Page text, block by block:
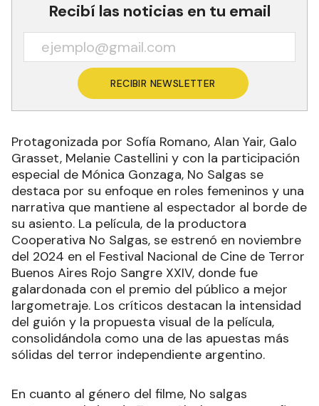
Recibí las noticias en tu email
RECIBIR NEWSLETTER
Protagonizada por Sofía Romano, Alan Yair, Galo
Grasset, Melanie Castellini y con la participación
especial de Mónica Gonzaga, No Salgas se
destaca por su enfoque en roles femeninos y una
narrativa que mantiene al espectador al borde de
su asiento. La película, de la productora
Cooperativa No Salgas, se estrenó en noviembre
del 2024 en el Festival Nacional de Cine de Terror
Buenos Aires Rojo Sangre XXIV, donde fue
galardonada con el premio del público a mejor
largometraje. Los críticos destacan la intensidad
del guión y la propuesta visual de la película,
consolidándola como una de las apuestas más
sólidas del terror independiente argentino.
En cuanto al género del filme, No salgas